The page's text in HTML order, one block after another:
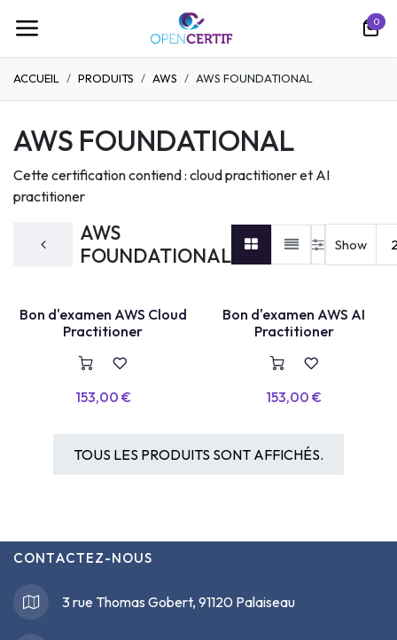
0
ACCUEIL PRODUITS AWS AWS FOUNDATIONAL
AWS FOUNDATIONAL
Cette certification contiend : cloud practitioner et AI
practitioner
AWS
FOUNDATIONAL
Show
BON D'EXAMEN
Bon d'examen AWS Cloud
Practitioner
153,00 €
BON D'EXAMEN
Bon d'examen AWS AI
Practitioner
153,00 €
TOUS LES PRODUITS SONT AFFICHÉS.
CONTACTEZ-NOUS
3 rue Thomas Gobert, 91120 Palaiseau